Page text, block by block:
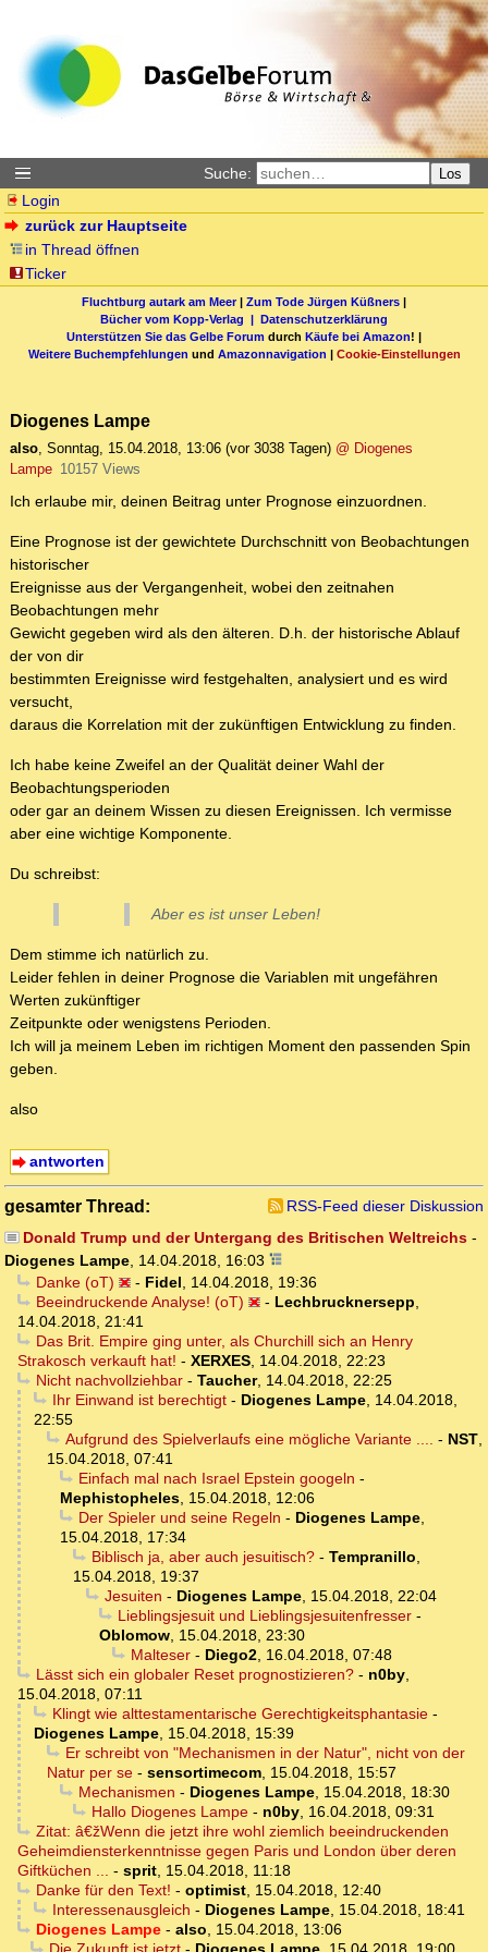
Suche: Los
Login
zurück zur Hauptseite
in Thread öffnen
Ticker
Fluchtburg autark am Meer| Zum Tode Jürgen Küßners |
Bücher vom Kopp-Verlag | Datenschutzerklärung
Unterstützen Sie das Gelbe Forum durch Käufe bei Amazon! |
Weitere Buchempfehlungen und Amazonnavigation | Cookie-Einstellungen
Diogenes Lampe
also, Sonntag, 15.04.2018, 13:06 (vor 3038 Tagen) @ Diogenes
Lampe 10157 Views
Ich erlaube mir, deinen Beitrag unter Prognose einzuordnen.
Eine Prognose ist der gewichtete Durchschnitt von Beobachtungen
historischer
Ereignisse aus der Vergangenheit, wobei den zeitnahen
Beobachtungen mehr
Gewicht gegeben wird als den älteren. D.h. der historische Ablauf
der von dir
bestimmten Ereignisse wird festgehalten, analysiert und es wird
versucht,
daraus die Korrelation mit der zukünftigen Entwicklung zu finden.
Ich habe keine Zweifel an der Qualität deiner Wahl der
Beobachtungsperioden
oder gar an deinem Wissen zu diesen Ereignissen. Ich vermisse
aber eine wichtige Komponente.
Du schreibst:
Aber es ist unser Leben!
Dem stimme ich natürlich zu.
Leider fehlen in deiner Prognose die Variablen mit ungefähren
Werten zukünftiger
Zeitpunkte oder wenigstens Perioden.
Ich will ja meinem Leben im richtigen Moment den passenden Spin
geben.
also
antworten
gesamter Thread:
RSS-Feed dieser Diskussion
Donald Trump und der Untergang des Britischen Weltreichs-
Diogenes Lampe, 14.04.2018, 16:03
Danke (oT)
- Fidel, 14.04.2018, 19:36
Beeindruckende Analyse! (oT)
- Lechbrucknersepp,
14.04.2018, 21:41
Das Brit. Empire ging unter, als Churchill sich an Henry
Strakosch verkauft hat! - XERXES, 14.04.2018, 22:23
Nicht nachvollziehbar- Taucher, 14.04.2018, 22:25
Ihr Einwand ist berechtigt- Diogenes Lampe, 14.04.2018,
22:55
Aufgrund des Spielverlaufs eine mögliche Variante .... - NST,
15.04.2018, 07:41
Einfach mal nach Israel Epstein googeln -
Mephistopheles, 15.04.2018, 12:06
Der Spieler und seine Regeln - Diogenes Lampe,
15.04.2018, 17:34
Biblisch ja, aber auch jesuitisch?- Tempranillo,
15.04.2018, 19:37
Jesuiten - Diogenes Lampe, 15.04.2018, 22:04
Lieblingsjesuit und Lieblingsjesuitenfresser-
Oblomow, 15.04.2018, 23:30
Malteser- Diego2, 16.04.2018, 07:48
Lässt sich ein globaler Reset prognostizieren?- n0by,
15.04.2018, 07:11
Klingt wie alttestamentarische Gerechtigkeitsphantasie-
Diogenes Lampe, 15.04.2018, 15:39
Er schreibt von "Mechanismen in der Natur", nicht von der
Natur per se - sensortimecom, 15.04.2018, 15:57
Mechanismen - Diogenes Lampe, 15.04.2018, 18:30
Hallo Diogenes Lampe- n0by, 16.04.2018, 09:31
Zitat: â€žWenn die jetzt ihre wohl ziemlich beeindruckenden
Geheimdiensterkenntnisse gegen Paris und London über deren
Giftküchen ... - sprit, 15.04.2018, 11:18
Danke für den Text! - optimist, 15.04.2018, 12:40
Interessenausgleich - Diogenes Lampe, 15.04.2018, 18:41
Diogenes Lampe- also, 15.04.2018, 13:06